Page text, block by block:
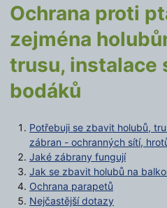
Ochrana proti
zejména
trusu, instalace
bodáků
Potřebuji se zbavit holubů,
zábran - ochranných sítí,
Jaké zábrany fungují
Jak se zbavit holubů na
Ochrana parapetů
Nejčastější dotazy